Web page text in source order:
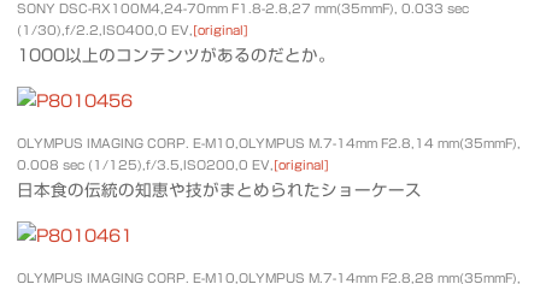
SONY DSC-RX100M4,24-70mm F1.8-2.8,27 mm(35mmF), 0.033 sec
(1/30),f/2.2,ISO400,0 EV, [original]
1000以上のコンテンツがあるのだとか。
OLYMPUS IMAGING CORP. E-M10,OLYMPUS M.7-14mm F2.8,14 mm(35mmF),
0.008 sec (1/125),f/3.5,ISO200,0 EV, [original]
日本食の伝統の知恵や技がまとめられたショーケース
OLYMPUS IMAGING CORP. E-M10,OLYMPUS M.7-14mm F2.8,28 mm(35mmF),